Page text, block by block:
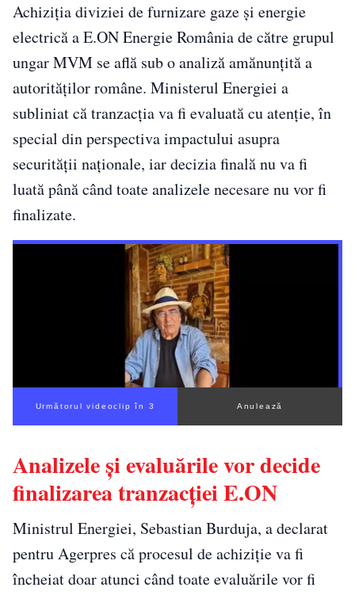
Achiziția diviziei de furnizare gaze și energie
electrică a E.ON Energie România de către grupul
ungar MVM se află sub o analiză amănunțită a
autorităților române. Ministerul Energiei a
subliniat că tranzacția va fi evaluată cu atenție, în
special din perspectiva impactului asupra
securității naționale, iar decizia finală nu va fi
luată până când toate analizele necesare nu vor fi
finalizate.
Următorul videoclip în 2 Anulează
Analizele și evaluările vor decide
finalizarea tranzacției E.ON
Ministrul Energiei, Sebastian Burduja, a declarat
pentru Agerpres că procesul de achiziție va fi
încheiat doar atunci când toate evaluările vor fi